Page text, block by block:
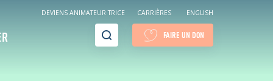
DEVIENS ANIMATEUR·TRICE CARRIÈRES ENGLISH
Recherche FAIRE UN DON